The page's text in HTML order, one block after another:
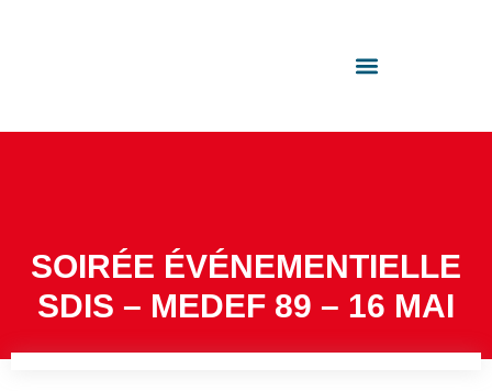
SOIRÉE ÉVÉNEMENTIELLE
SDIS – MEDEF 89 – 16 MAI